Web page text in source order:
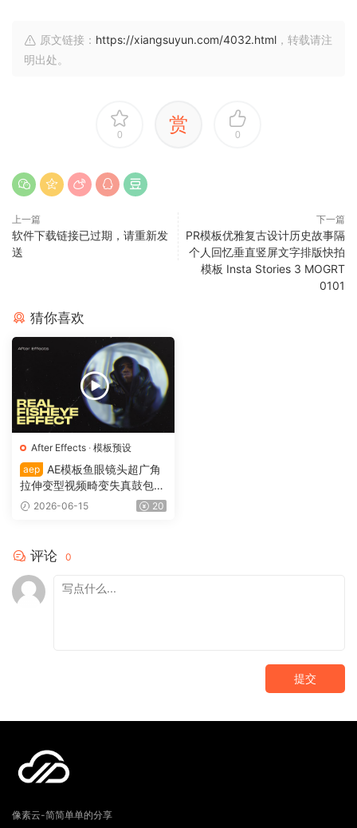
原文链接： https://xiangsuyun.com/4032.html ，转载请注
明出处。
0 赏 0
上一篇
软件下载链接已过期，请重新发
送
下一篇
PR模板优雅复古设计历史故事隔
个人回忆垂直竖屏文字排版快拍
模板 Insta Stories 3 MOGRT
0101
猜你喜欢
After Effects · 模板预设
aep
AE模板鱼眼镜头超广角
拉伸变型视频畸变失真鼓包效
果 Fisheye Lens Effects 010
2026-06-15 20
评论 0
提交
像素云-简简单单的分享